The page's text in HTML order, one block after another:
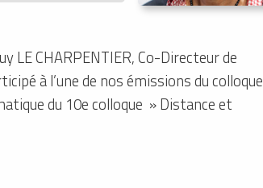
LE CHARPENTIER, Co-Directeur de
à l’une de nos émissions du colloque
du 10e colloque » Distance et